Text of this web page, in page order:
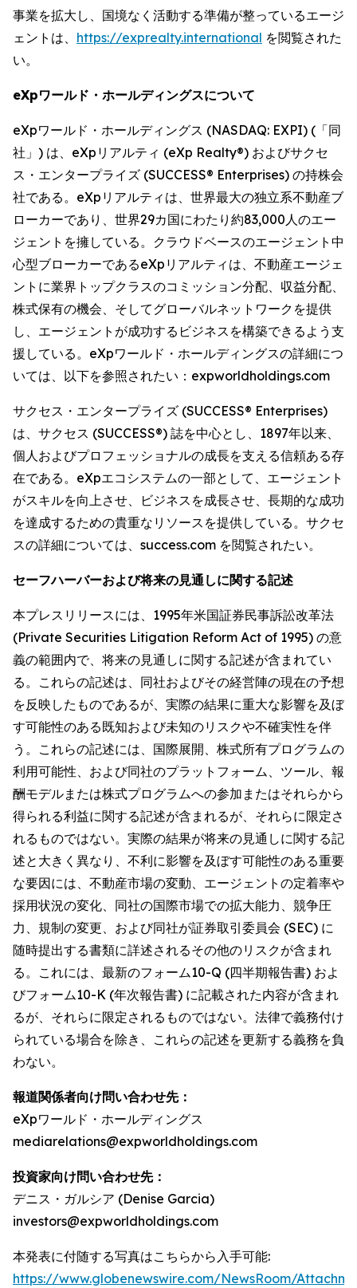
事業を拡大し、国境なく活動する準備が整っているエージ
ェントは、 https://exprealty.international を閲覧された
い。
eXpワールド・ホールディングスについて
eXpワールド・ホールディングス (NASDAQ: EXPI) (「同
社」) は、eXpリアルティ (eXp Realty®) およびサクセ
ス・エンタープライズ (SUCCESS® Enterprises) の持株会
社である。eXpリアルティは、世界最大の独立系不動産ブ
ローカーであり、世界29カ国にわたり約83,000人のエー
ジェントを擁している。クラウドベースのエージェント中
心型ブローカーであるeXpリアルティは、不動産エージェ
ントに業界トップクラスのコミッション分配、収益分配、
株式保有の機会、そしてグローバルネットワークを提供
し、エージェントが成功するビジネスを構築できるよう支
援している。eXpワールド・ホールディングスの詳細につ
いては、以下を参照されたい：expworldholdings.com
サクセス・エンタープライズ (SUCCESS® Enterprises)
は、サクセス (SUCCESS®) 誌を中心とし、1897年以来、
個人およびプロフェッショナルの成長を支える信頼ある存
在である。eXpエコシステムの一部として、エージェント
がスキルを向上させ、ビジネスを成長させ、長期的な成功
を達成するための貴重なリソースを提供している。サクセ
スの詳細については、success.com を閲覧されたい。
セーフハーバーおよび将来の見通しに関する記述
本プレスリリースには、1995年米国証券民事訴訟改革法
(Private Securities Litigation Reform Act of 1995) の意
義の範囲内で、将来の見通しに関する記述が含まれてい
る。これらの記述は、同社およびその経営陣の現在の予想
を反映したものであるが、実際の結果に重大な影響を及ぼ
す可能性のある既知および未知のリスクや不確実性を伴
う。これらの記述には、国際展開、株式所有プログラムの
利用可能性、および同社のプラットフォーム、ツール、報
酬モデルまたは株式プログラムへの参加またはそれらから
得られる利益に関する記述が含まれるが、それらに限定さ
れるものではない。実際の結果が将来の見通しに関する記
述と大きく異なり、不利に影響を及ぼす可能性のある重要
な要因には、不動産市場の変動、エージェントの定着率や
採用状況の変化、同社の国際市場での拡大能力、競争圧
力、規制の変更、および同社が証券取引委員会 (SEC) に
随時提出する書類に詳述されるその他のリスクが含まれ
る。これには、最新のフォーム10-Q (四半期報告書) およ
びフォーム10-K (年次報告書) に記載された内容が含まれ
るが、それらに限定されるものではない。法律で義務付け
られている場合を除き、これらの記述を更新する義務を負
わない。
報道関係者向け問い合わせ先：
eXpワールド・ホールディングス
mediarelations@expworldholdings.com
投資家向け問い合わせ先：
デニス・ガルシア (Denise Garcia)
investors@expworldholdings.com
本発表に付随する写真はこちらから入手可能:
https://www.globenewswire.com/NewsRoom/